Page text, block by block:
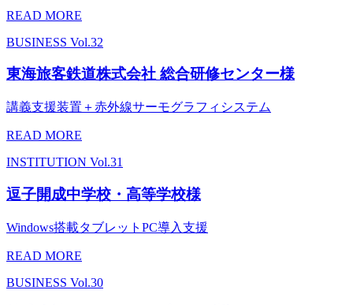
READ MORE
BUSINESS Vol.32
東海旅客鉄道株式会社 総合研修センター様
講義支援装置＋赤外線サーモグラフィシステム
READ MORE
INSTITUTION Vol.31
逗子開成中学校・高等学校様
Windows搭載タブレットPC導入支援
READ MORE
BUSINESS Vol.30